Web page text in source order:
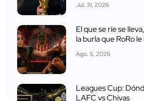
Jul. 31, 2026
El que se ríe se
la burla que RoRo
Ago. 5, 2026
Leagues Cup:
LAFC vs Chivas